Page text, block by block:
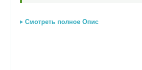
Смотреть полное Опис